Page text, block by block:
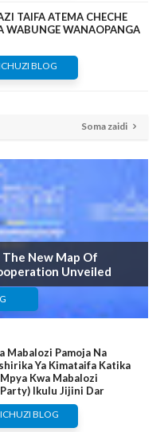
TAIFA ATEMA CHECHE
WABUNGE WANAOPANGA
BLOG
Soma zaidi
New Map Of
Unveiled
Mabalozi Pamoja Na
Ya Kimataifa Katika
Kwa Mabalozi
Ikulu Jijini Dar
BLOG